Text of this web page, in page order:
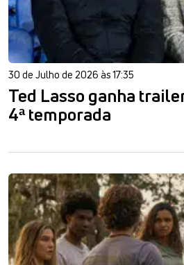
30 de Julho de 2026 às 17:35
Ted Lasso ganha
4ª temporada